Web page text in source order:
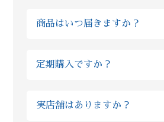
りますが、人の体の細胞が生
ります。
類によっても大きく異なるも
はお試しのプランを、短い期
プランなど、柔軟にご案内が可
商品はいつ届きますか？
め個別にご確認ください。
以降の配送となる場合がござ
定期購入ですか？
せん。毎月勝手に商品が送ら
実店舗はありますか？